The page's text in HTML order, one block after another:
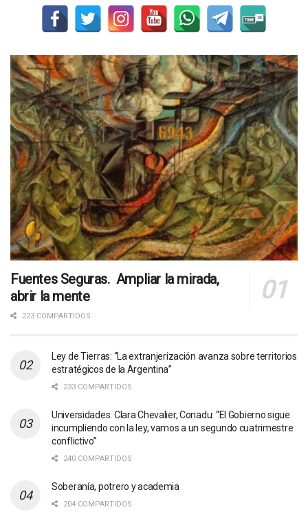
Fuentes Seguras. Ampliar la mirada,
abrir la mente
223 COMPARTIDOS
Ley de Tierras: “La extranjerización avanza sobre territorios
estratégicos de la Argentina”
233 COMPARTIDOS
Universidades. Clara Chevalier, Conadu: “El Gobierno sigue
incumpliendo con la ley, vamos a un segundo cuatrimestre
conflictivo”
240 COMPARTIDOS
Soberanía, potrero y academia
204 COMPARTIDOS